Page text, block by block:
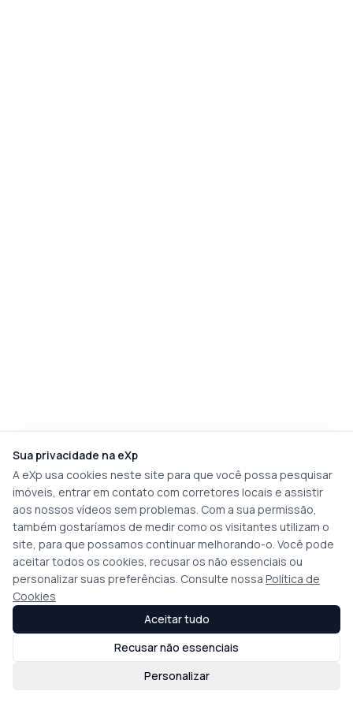
Sua privacidade na eXp
A eXp usa cookies neste site para que você possa pesquisar
imóveis, entrar em contato com corretores locais e assistir
aos nossos vídeos sem problemas. Com a sua permissão,
também gostaríamos de medir como os visitantes utilizam o
site, para que possamos continuar melhorando-o. Você pode
aceitar todos os cookies, recusar os não essenciais ou
personalizar suas preferências. Consulte nossa Política de
Cookies
Personalizar
Recusar não essenciais
Aceitar tudo